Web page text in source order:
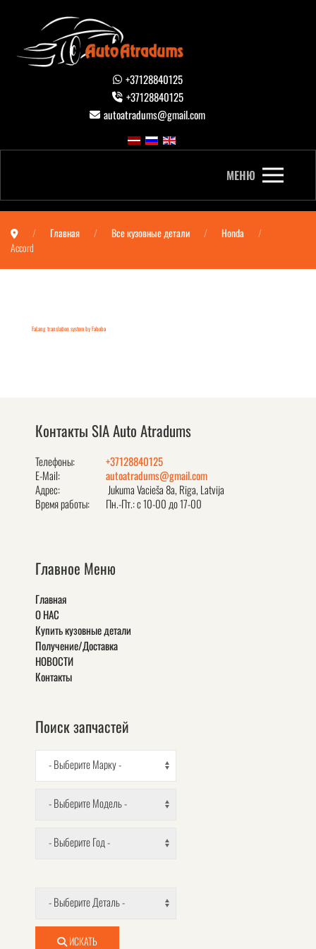
+37128840125
+37128840125
autoatradums@gmail.com
МЕНЮ
Главная Все кузовные детали
Honda
Accord
FaLang translation system by Faboba
Контакты SIA Auto Atradums
Телефоны:
+37128840125
E-Mail:
autoatradums@gmail.com
Адрес:
Jukuma Vacieša 8a, Rīga, Latvija
Время работы:
Пн.-Пт.: с 10-00 до 17-00
Главное Меню
Главная
О НАС
Купить кузовные детали
Получение/Доставка
НОВОСТИ
Контакты
Поиск запчастей
- Выберите Марку -
- Выберите Модель -
- Выберите Год -
- Выберите Деталь -
ИСКАТЬ